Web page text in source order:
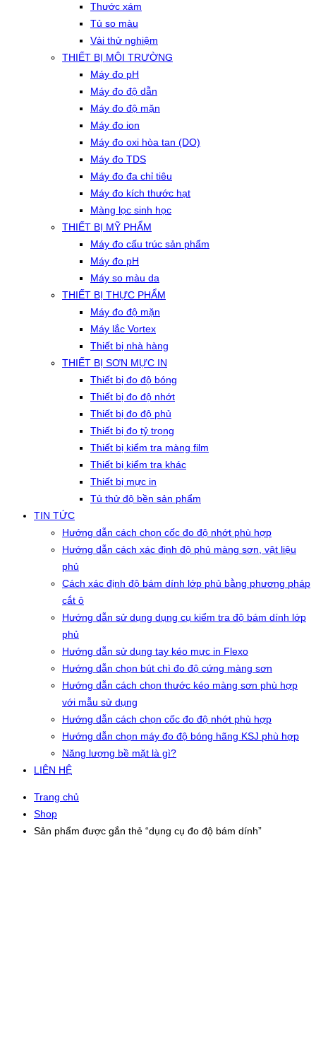
Thước xám
Tủ so màu
Vải thử nghiệm
THIẾT BỊ MÔI TRƯỜNG
Máy đo pH
Máy đo độ dẫn
Máy đo độ mặn
Máy đo ion
Máy đo oxi hòa tan (DO)
Máy đo TDS
Máy đo đa chỉ tiêu
Máy đo kích thước hạt
Màng lọc sinh học
THIẾT BỊ MỸ PHẨM
Máy đo cấu trúc sản phẩm
Máy đo pH
Máy so màu da
THIẾT BỊ THỰC PHẨM
Máy đo độ mặn
Máy lắc Vortex
Thiết bị nhà hàng
THIẾT BỊ SƠN MỰC IN
Thiết bị đo độ bóng
Thiết bị đo độ nhớt
Thiết bị đo độ phủ
Thiết bị đo tỷ trọng
Thiết bị kiểm tra màng film
Thiết bị kiểm tra khác
Thiết bị mực in
Tủ thử độ bền sản phẩm
TIN TỨC
Hướng dẫn cách chọn cốc đo độ nhớt phù hợp
Hướng dẫn cách xác định độ phủ màng sơn, vật liệu
phủ
Cách xác định độ bám dính lớp phủ bằng phương pháp
cắt ô
Hướng dẫn sử dụng dụng cụ kiểm tra độ bám dính lớp
phủ
Hướng dẫn sử dụng tay kéo mực in Flexo
Hướng dẫn chọn bút chì đo độ cứng màng sơn
Hướng dẫn cách chọn thước kéo màng sơn phù hợp
với mẫu sử dụng
Hướng dẫn cách chọn cốc đo độ nhớt phù hợp
Hướng dẫn chọn máy đo độ bóng hãng KSJ phù hợp
Năng lượng bề mặt là gì?
LIÊN HỆ
Trang chủ
Shop
Sản phẩm được gắn thẻ “dụng cụ đo độ bám dính”